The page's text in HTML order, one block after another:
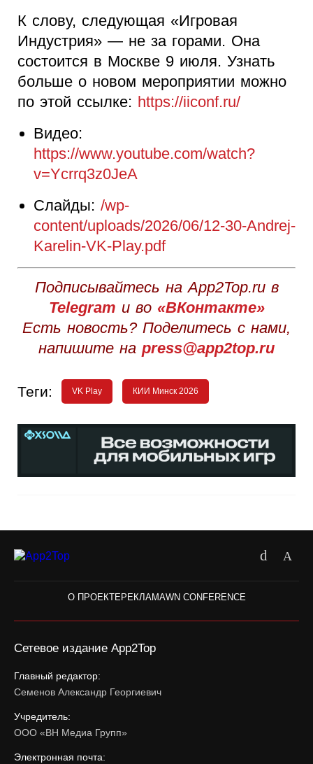
К слову, следующая «Игровая
Индустрия» — не за горами. Она
состоится в Москве 9 июля. Узнать
больше о новом мероприятии можно
по этой ссылке: https://iiconf.ru/
Видео:
https://www.youtube.com/watch?
v=Ycrrq3z0JeA
Слайды: /wp-
content/uploads/2026/06/12-30-Andrej-
Karelin-VK-Play.pdf
Подписывайтесь на App2Top.ru в
Telegram и во «ВКонтакте»
Есть новость? Поделитесь с нами,
напишите на press@app2top.ru
Теги: VK Play КИИ Минск 2026
О ПРОЕКТЕРЕКЛАМАWN CONFERENCE
Сетевое издание App2Top
Главный редактор:
Семенов Александр Георгиевич
Учредитель:
ООО «ВН Медиа Групп»
Электронная почта: